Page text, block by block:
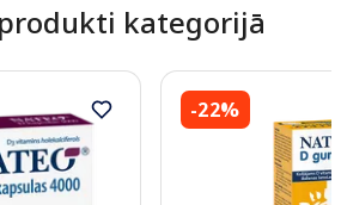
kategorijā
-22%